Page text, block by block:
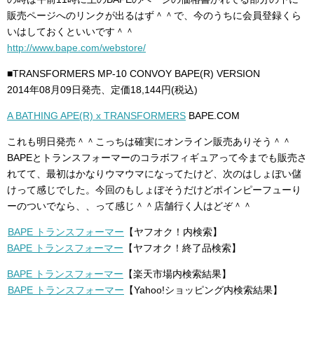
販売ページへのリンクが出るはず＾＾で、今のうちに会員登録くら
いはしておくといいです＾＾
http://www.bape.com/webstore/
■TRANSFORMERS MP-10 CONVOY BAPE(R) VERSION
2014年08月09日発売、定価18,144円(税込)
A BATHING APE(R) x TRANSFORMERS BAPE.COM
これも明日発売＾＾こっちは確実にオンライン販売ありそう＾＾
BAPEとトランスフォーマーのコラボフィギュアって今までも販売さ
れてて、最初はかなりウマウマになってたけど、次のはしょぼい儲
けって感じでした。今回のもしょぼそうだけどポインピーフューり
ーのついでなら、、って感じ＾＾店舗行く人はどぞ＾＾
BAPE トランスフォーマー 【ヤフオク！内検索】
BAPE トランスフォーマー 【ヤフオク！終了品検索】
BAPE トランスフォーマー 【楽天市場内検索結果】
BAPE トランスフォーマー 【Yahoo!ショッピング内検索結果】